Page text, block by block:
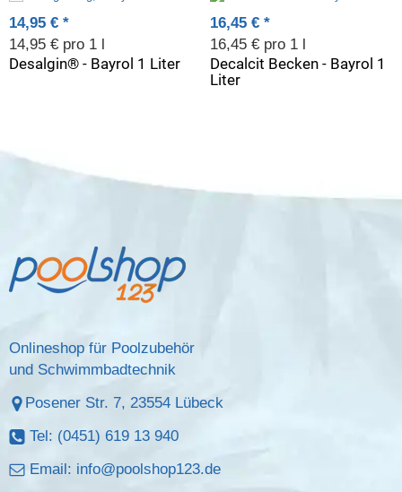
Desalgin® - Bayrol 1 Liter
14,95 € *
14,95 € pro 1 l
Decalcit Becken - Bayrol 1
Liter
16,45 € *
16,45 € pro 1 l
Onlineshop für Poolzubehör
und Schwimmbadtechnik
Posener Str. 7, 23554 Lübeck
Tel: (0451) 619 13 940
Email: info@poolshop123.de